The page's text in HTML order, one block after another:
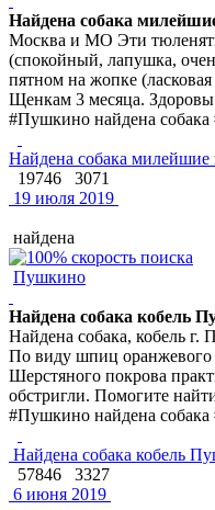
Найдена собака
Москва и МО Эти
(спокойный, лапушка,
пятном на жопке
Щенкам 3 месяца.
#Пушкино найдена собака
Найдена собака
19746
3071
19 июля 2019
найдена
Пушкино
Найдена собака кобель
Найдена собака, кобель г.
По виду шпиц оранжевого
Шерстяного покрова
обстригли. Помогите
#Пушкино найдена собака
Найдена собака кобель
57846
3327
6 июня 2019